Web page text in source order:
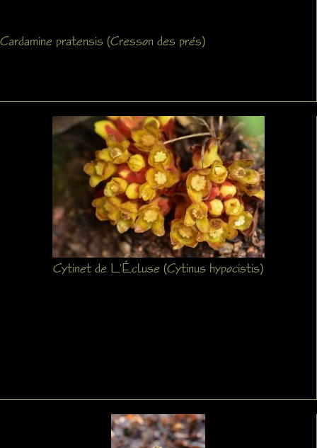
Cardamine pratensis (Cresson des prés)
Cytinet de L'Écluse (Cytinus hypocistis)